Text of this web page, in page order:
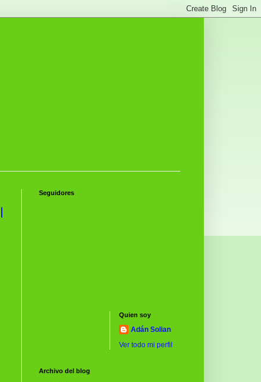
Seguidores
Quien soy
Adán Solian
Ver todo mi perfil
Archivo del blog